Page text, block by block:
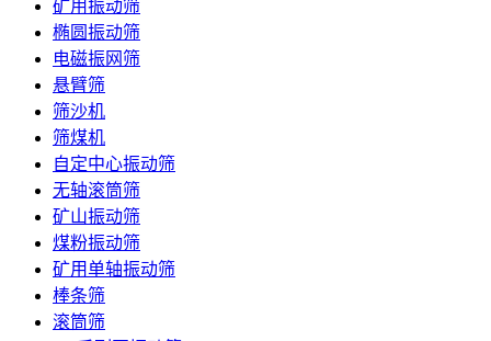
矿用振动筛
椭圆振动筛
电磁振网筛
悬臂筛
筛沙机
筛煤机
自定中心振动筛
无轴滚筒筛
矿山振动筛
煤粉振动筛
矿用单轴振动筛
棒条筛
滚筒筛